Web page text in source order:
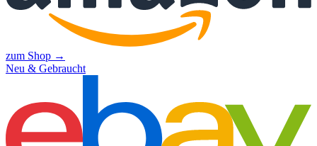
zum Shop →
Neu & Gebraucht